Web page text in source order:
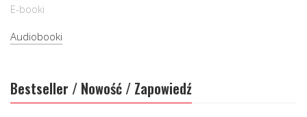
E-booki
Audiobooki
Bestseller / Nowość / Zapowiedź